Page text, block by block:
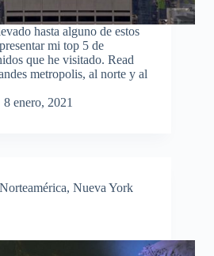
hasta alguno de estos
mi top 5 de
que he visitado. Read
metropolis, al norte y al
8 enero, 2021
Norteamérica, Nueva York